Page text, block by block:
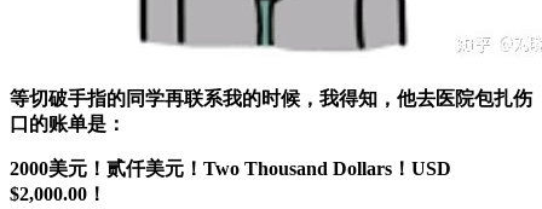
等切破手指的同学再联系我的时候，我得知，他去医院包扎伤
口的账单是：
2000美元！贰仟美元！Two Thousand Dollars！USD
$2,000.00！